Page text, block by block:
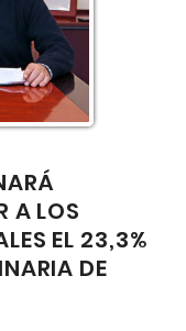
A LOS
EL 23,3%
DE